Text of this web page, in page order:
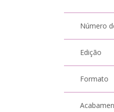
Número
Edição
Formato